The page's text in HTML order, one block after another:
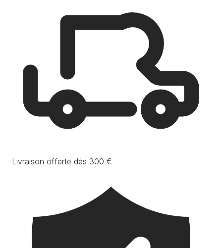
Livraison offerte dès 300 €